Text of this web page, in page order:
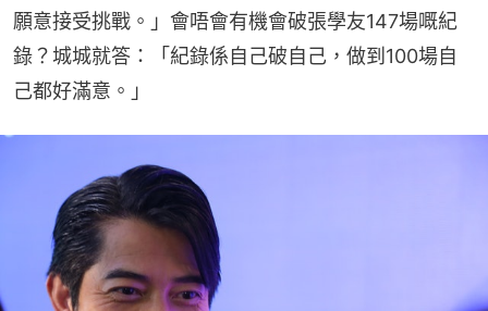
願意接受挑戰。」會唔會有機會破張學友147場嘅紀
錄？城城就答：「紀錄係自己破自己，做到100場自
己都好滿意。」